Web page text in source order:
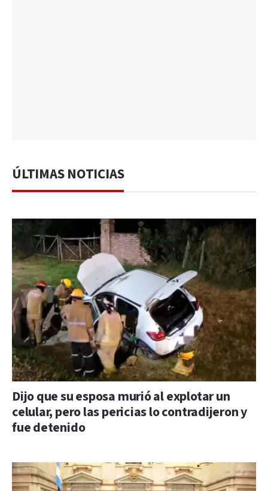
ÚLTIMAS NOTICIAS
Dijo que su esposa murió al explotar un
celular, pero las pericias lo contradijeron y
fue detenido